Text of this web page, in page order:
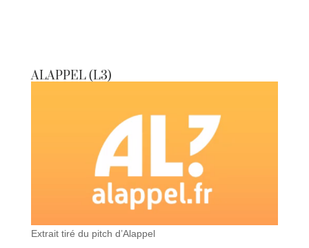
ALAPPEL (L3)
Extrait tiré du pitch d’Alappel